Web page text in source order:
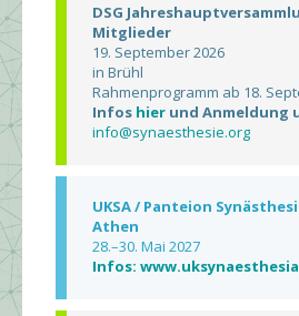
DSG
Mitglieder
19. September 2026
in Brühl
Rahmenprogramm ab 18.
Infos hier und Anmeldung
info@synaesthesie.org
UKSA / Panteion
Athen
28.–30. Mai 2027
Infos: